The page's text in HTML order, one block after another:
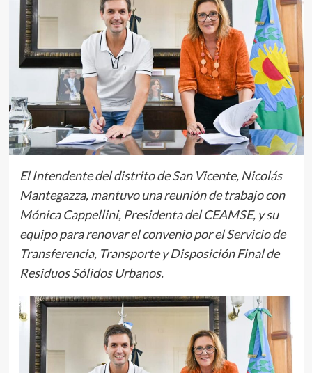
El Intendente del distrito de San Vicente, Nicolás
Mantegazza, mantuvo una reunión de trabajo con
Mónica Cappellini, Presidenta del CEAMSE, y su
equipo para renovar el convenio por el Servicio de
Transferencia, Transporte y Disposición Final de
Residuos Sólidos Urbanos.